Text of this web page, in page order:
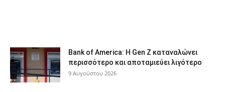
Bank of America: Η Gen Z καταναλώνει
περισσότερο και αποταμιεύει λιγότερο
9 Αυγούστου 2026